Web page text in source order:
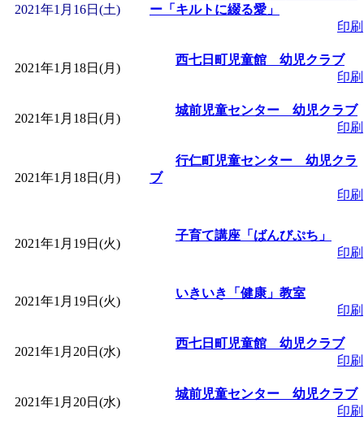
de 健康づくり」」 受
2021年1月16日(土)
ー「キルトに綴る愛」
印刷
2021年1月18日(月)
西七日町児童館 幼児クラブ
印刷
2021年1月18日(月)
城前児童センター 幼児クラブ
印刷
2021年1月18日(月)
行仁町児童センター 幼児クラ
ブ
印刷
2021年1月19日(火)
子育て講座「ばんびぷち」
印刷
2021年1月19日(火)
いきいき「健康」教室
印刷
2021年1月20日(水)
西七日町児童館 幼児クラブ
印刷
2021年1月20日(水)
城前児童センター 幼児クラブ
印刷